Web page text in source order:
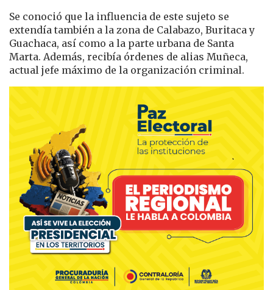
Se conoció que la influencia de este sujeto se
extendía también a la zona de Calabazo, Buritaca y
Guachaca, así como a la parte urbana de Santa
Marta. Además, recibía órdenes de alias Muñeca,
actual jefe máximo de la organización criminal.